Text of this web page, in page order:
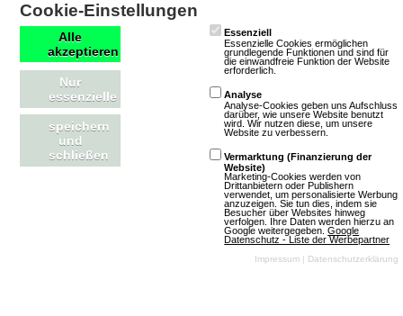
über verschiedene Gruppierungen übernehmen,
um Ressourcen kämpfen, Stützpunkte aufbauen
und eine gewaltige Armee aus Panzern, Soldaten
und Flugzeugen in die Schlacht führen. Mit
unglaublich detaillierten Einheiten, voll
zerstörbaren Umgebungen, dynamischer Physik
und fantastischer Grafik wird Command & Conquer
ganz neue Maßstäbe für die Erwartungen der
Spieler an ein Strategiespiel s…
Mehr über Command and Conquer
Cookie-Einstellungen
Alle
akzeptieren
Nur
essenzielle
speichern
und
schließen
Essenziell
Essenzielle Cookies ermöglichen
grundlegende Funktionen und sind für
die einwandfreie Funktion der Website
erforderlich.
Analyse
Analyse-Cookies geben uns Aufschluss
darüber, wie unsere Website benutzt
wird. Wir nutzen diese, um unsere
Website zu verbessern.
Vermarktung (Finanzierung der
Website)
Marketing-Cookies werden von
Drittanbietern oder Publishern
verwendet, um personalisierte Werbung
anzuzeigen. Sie tun dies, indem sie
Besucher über Websites hinweg
verfolgen. Ihre Daten werden hierzu an
Google weitergegeben.Google
Datenschutz - Liste der Werbepartner
Impressum | Datenschutzerklärung